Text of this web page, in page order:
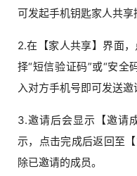
可发起手机钥匙家人共享
2.在【家人共享】界面
择“短信验证码”或“安全
入对方手机号即可发送邀
3.邀请后会显示【邀请
示，点击完成后返回至
除已邀请的成员。